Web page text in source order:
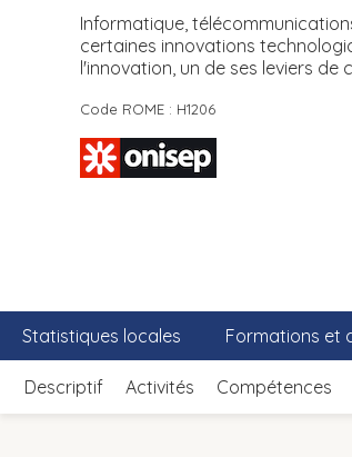
Informatique,
certaines innovations
l'innovation, un de ses leviers de
Code ROME : H1206
Statistiques locales Formations et
Descriptif Activités Compétences